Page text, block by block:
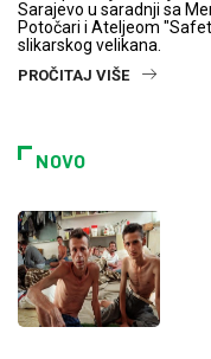
Sarajevo u saradnji sa
Potočari i Ateljeom
slikarskog velikana.
PROČITAJ VIŠE
NOVO